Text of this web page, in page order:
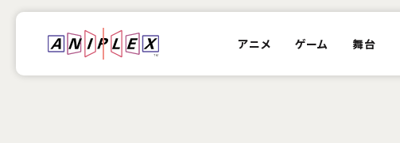
アニメ ゲーム 舞台